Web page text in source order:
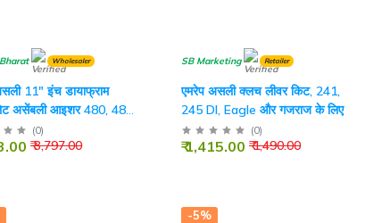
Wholesaler
11" इंच डायाफ्राम
असेंबली आइशर 480, 485
लिए (0)
₹ 3,797.00
SB Marketing Retailer
एमरेप असली क्लच लीवर किट, 241,
245 DI, Eagle और गजराज के लिए
(0)
₹ 1,490.00
₹ 1,415.00
-5%